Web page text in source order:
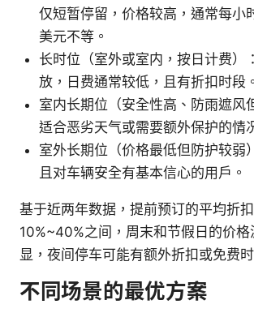
仅短暂停留，价格较高，通常每小
美元不等。
长时位（室外或室内，按日计费）
放，日费通常较低，且有折扣时段。
室内长期位（安全性高、防雨遮风
适合恶劣天气或需要额外保护的情
室外长期位（价格最低但防护较弱
且对车辆安全有基本信心的用户。
基于近两年数据，提前预订的平均折
10%~40%之间，周末和节假日的价格
显，夜间停车可能有额外折扣或免费时
不同场景的最优方案